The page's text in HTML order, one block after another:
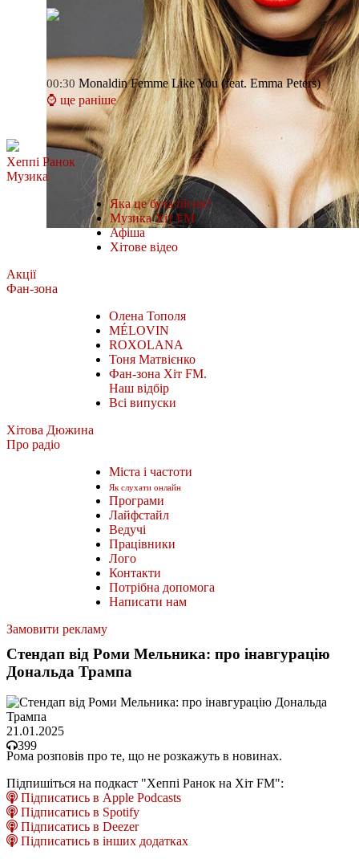
00:30 Monaldin Femme Like You (feat. Emma Peters)
⌚ ще раніше
Хеппі Ранок
Музика
Яка це була пісня?
Музика Хіт FM
Афіша
Хітове відео
Акції
Фан-зона
Олена Тополя
MÉLOVIN
ROXOLANA
Тоня Матвієнко
Фан-зона Хіт FM.
Наш відбір
Всі випуски
Хітова Дюжина
Про радіо
Міста і частоти
Як слухати онлайн
Програми
Лайфстайл
Ведучі
Працівники
Лого
Контакти
Потрібна допомога
Написати нам
Замовити рекламу
Стендап від Роми Мельника: про інавгурацію
Дональда Трампа
21.01.2025
399
Рома розповів про те, що не розкажуть в новинах.
Підпишіться на подкаст "Хеппі Ранок на Хіт FM":
Підписатись в Apple Podcasts
Підписатись в Spotify
Підписатись в Deezer
Підписатись в інших додатках